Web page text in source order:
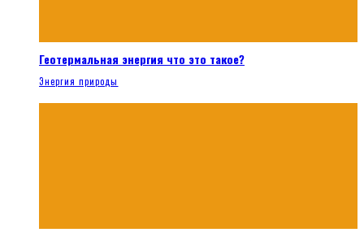
Геотермальная энергия что это такое?
Энергия природы